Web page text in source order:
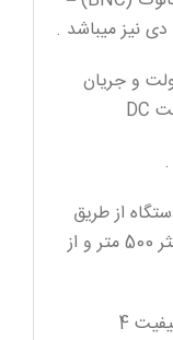
ورودی این دستگاه بین 10 تا 14 ولت و جریان
از طریق
کابل کواکسیال یا ترکیبی به متراژ حداکثر 500 متر و از
ساپورت دوربین های TVI و AHD تا کیفیت 4